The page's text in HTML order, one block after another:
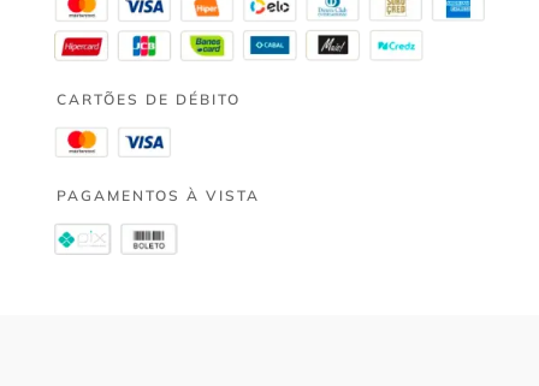
CARTÕES DE DÉBITO
PAGAMENTOS À VISTA